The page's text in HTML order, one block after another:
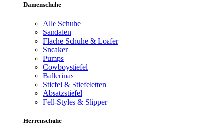
Damenschuhe
Alle Schuhe
Sandalen
Flache Schuhe & Loafer
Sneaker
Pumps
Cowboystiefel
Ballerinas
Stiefel & Stiefeletten
Absatzstiefel
Fell-Styles & Slipper
Herrenschuhe